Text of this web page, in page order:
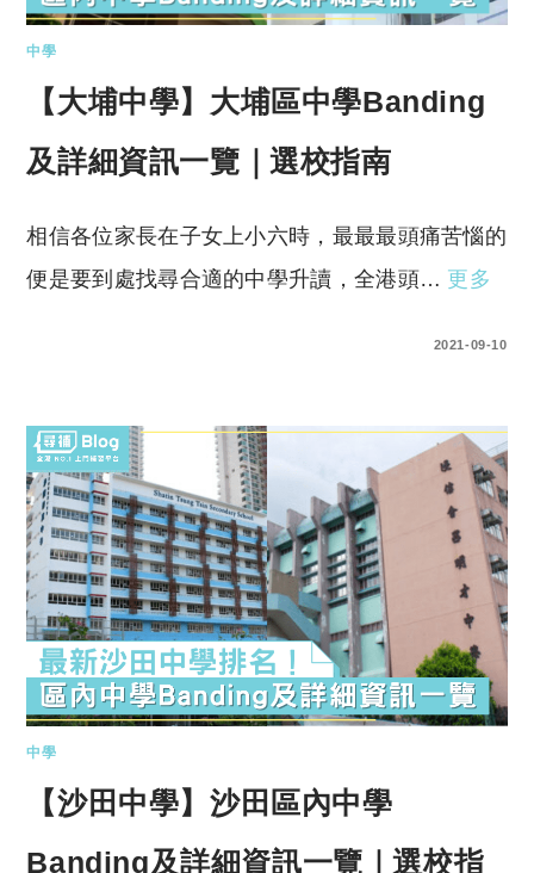
中學
【大埔中學】大埔區中學Banding
及詳細資訊一覽｜選校指南
相信各位家長在子女上小六時，最最最頭痛苦惱的
便是要到處找尋合適的中學升讀，全港頭… 更多
2021-09-10
中學
【沙田中學】沙田區內中學
Banding及詳細資訊一覽｜選校指